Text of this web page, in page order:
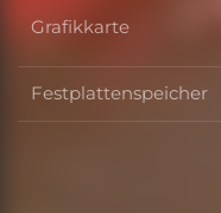
Grafikkarte
Festplattenspeicher